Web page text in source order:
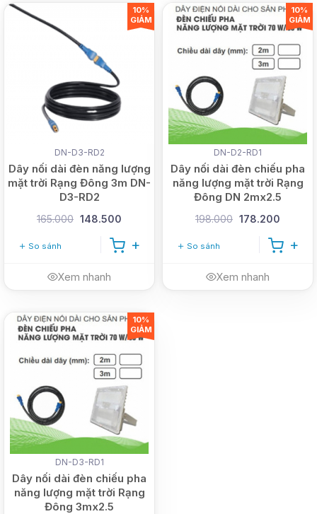
DN-D3-RD2
Dây nối dài đèn năng lượng
mặt trời Rạng Đông 3m DN-
D3-RD2
165.000 148.500
So sánh
Xem nhanh
10%
GIẢM
DN-D2-RD1
Dây nối dài đèn chiếu pha
năng lượng mặt trời Rạng
Đông DN 2mx2.5
198.000 178.200
So sánh
Xem nhanh
10%
GIẢM
DN-D3-RD1
Dây nối dài đèn chiếu pha
năng lượng mặt trời Rạng
Đông 3mx2.5
10%
GIẢM